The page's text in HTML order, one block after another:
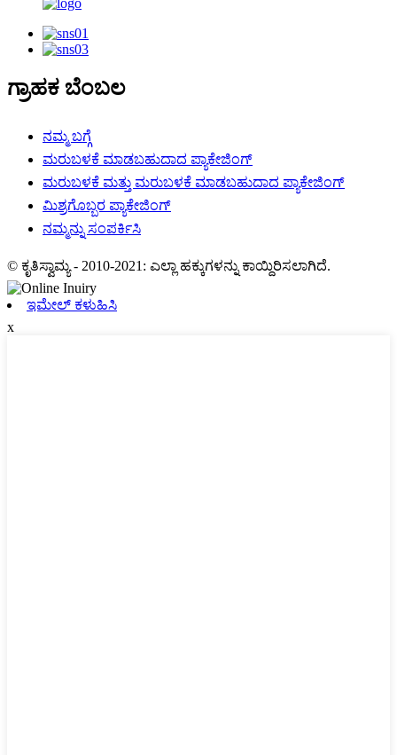
ಗ್ರಾಹಕ ಬೆಂಬಲ
ನಮ್ಮ ಬಗ್ಗೆ
ಮರುಬಳಕೆ ಮಾಡಬಹುದಾದ ಪ್ಯಾಕೇಜಿಂಗ್
ಮರುಬಳಕೆ ಮತ್ತು ಮರುಬಳಕೆ ಮಾಡಬಹುದಾದ ಪ್ಯಾಕೇಜಿಂಗ್
ಮಿಶ್ರಗೊಬ್ಬರ ಪ್ಯಾಕೇಜಿಂಗ್
ನಮ್ಮನ್ನು ಸಂಪರ್ಕಿಸಿ
© ಕೃತಿಸ್ವಾಮ್ಯ - 2010-2021: ಎಲ್ಲಾ ಹಕ್ಕುಗಳನ್ನು ಕಾಯ್ದಿರಿಸಲಾಗಿದೆ.
ಇಮೇಲ್ ಕಳುಹಿಸಿ
x